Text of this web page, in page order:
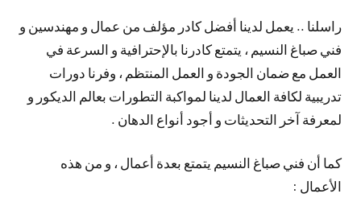
راسلنا .. يعمل لدينا أفضل كادر مؤلف من عمال و مهندسين و
فني صباغ النسيم ، يتمتع كادرنا بالإحترافية و السرعة في
العمل مع ضمان الجودة و العمل المنتظم ، وفرنا دورات
تدريبية لكافة العمال لدينا لمواكبة التطورات بعالم الديكور و
لمعرفة آخر التحديثات و أجود أنواع الدهان .
كما أن فني صباغ النسيم يتمتع بعدة أعمال ، و من هذه
الأعمال :